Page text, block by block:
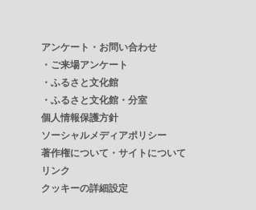
アンケート・お問い合わせ
・ ご来場アンケート
・ ふるさと文化館
・ ふるさと文化館・分室
個人情報保護方針
ソーシャルメディアポリシー
著作権について・サイトについて
リンク
クッキーの詳細設定